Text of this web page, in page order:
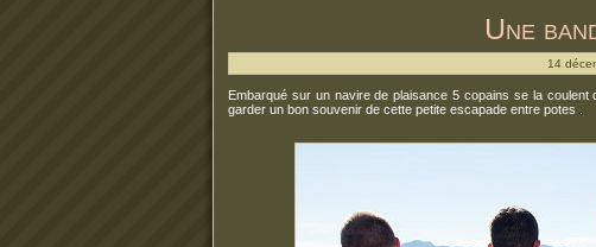
Une
14
Embarqué sur un navire de plaisance 5 copains se la
garder un bon souvenir de cette petite escapade entre potes .